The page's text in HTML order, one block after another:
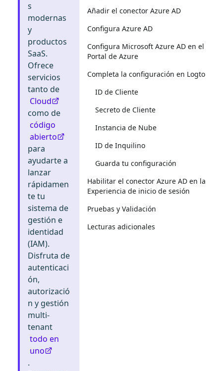
s
modernas
y
productos
SaaS.
Ofrece
servicios
tanto de
Cloud
como de
código
abierto
para
ayudarte a
lanzar
rápidamen
te tu
sistema de
gestión e
identidad
(IAM).
Disfruta de
autenticaci
ón,
autorizació
n y gestión
multi-
tenant
todo en
uno
.
Añadir el conector Azure AD
Configura Azure AD
Configura Microsoft Azure AD en el
Portal de Azure
Completa la configuración en Logto
ID de Cliente
Secreto de Cliente
Instancia de Nube
ID de Inquilino
Guarda tu configuración
Habilitar el conector Azure AD en la
Experiencia de inicio de sesión
Pruebas y Validación
Lecturas adicionales